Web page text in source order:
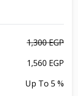
1,300 EGP
1,560 EGP
Up To 5 %